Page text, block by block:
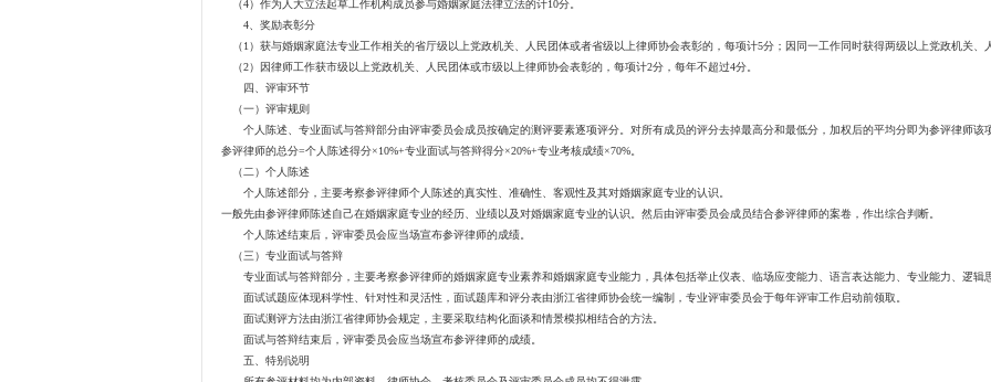
（4）作为人大立法起草工作机构成员参与婚姻家庭法律立法的计10分。
4、奖励表彰分
（1）获与婚姻家庭法专业工作相关的省厅级以上党政机关、人民团体或者省级以上律师协会表彰的，每项计5分；因同一工作同时获得两级以上党政机关、
（2）因律师工作获市级以上党政机关、人民团体或市级以上律师协会表彰的，每项计2分，每年不超过4分。
四、评审环节
（一）评审规则
个人陈述、专业面试与答辩部分由评审委员会成员按确定的测评要素逐项评分。对所有成员的评分去掉最高分和最低分，加权后的平均分即为参评律师该
参评律师的总分=个人陈述得分×10%+专业面试与答辩得分×20%+专业考核成绩×70%。
（二）个人陈述
个人陈述部分，主要考察参评律师个人陈述的真实性、准确性、客观性及其对婚姻家庭专业的认识。
一般先由参评律师陈述自己在婚姻家庭专业的经历、业绩以及对婚姻家庭专业的认识。然后由评审委员会成员结合参评律师的案卷，作出综合判断。
个人陈述结束后，评审委员会应当场宣布参评律师的成绩。
（三）专业面试与答辩
专业面试与答辩部分，主要考察参评律师的婚姻家庭专业素养和婚姻家庭专业能力，具体包括举止仪表、临场应变能力、语言表达能力、专业能力、逻辑
面试试题应体现科学性、针对性和灵活性，面试题库和评分表由浙江省律师协会统一编制，专业评审委员会于每年评审工作启动前领取。
面试测评方法由浙江省律师协会规定，主要采取结构化面谈和情景模拟相结合的方法。
面试与答辩结束后，评审委员会应当场宣布参评律师的成绩。
五、特别说明